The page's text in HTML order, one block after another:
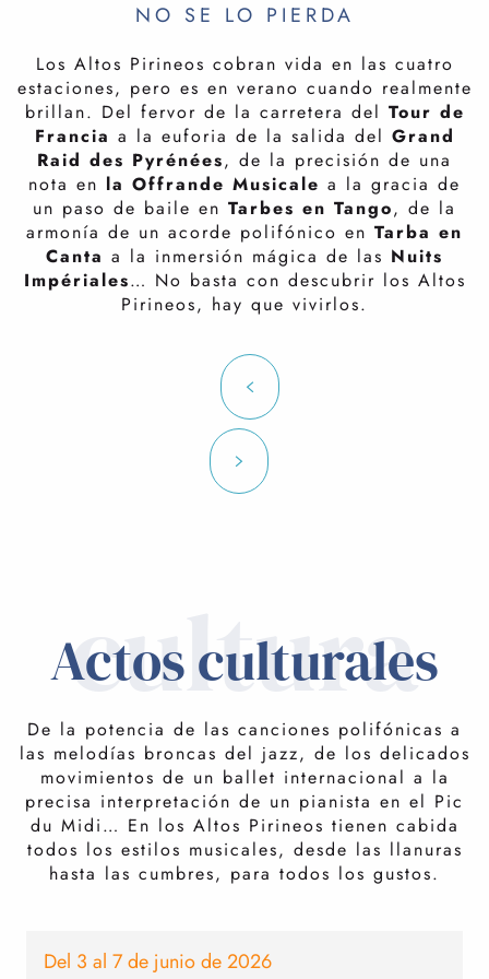
NO SE LO PIERDA
Los Altos Pirineos cobran vida en las cuatro
estaciones, pero es en verano cuando realmente
brillan. Del fervor de la carretera del Tour de
Francia a la euforia de la salida del Grand
Raid des Pyrénées, de la precisión de una
nota en la Offrande Musicale a la gracia de
un paso de baile en Tarbes en Tango, de la
armonía de un acorde polifónico en Tarba en
Canta a la inmersión mágica de las Nuits
Impériales… No basta con descubrir los Altos
Pirineos, hay que vivirlos.
cultura
Actos culturales
De la potencia de las canciones polifónicas a
las melodías broncas del jazz, de los delicados
movimientos de un ballet internacional a la
precisa interpretación de un pianista en el Pic
du Midi… En los Altos Pirineos tienen cabida
todos los estilos musicales, desde las llanuras
hasta las cumbres, para todos los gustos.
Del 3 al 7 de junio de 2026